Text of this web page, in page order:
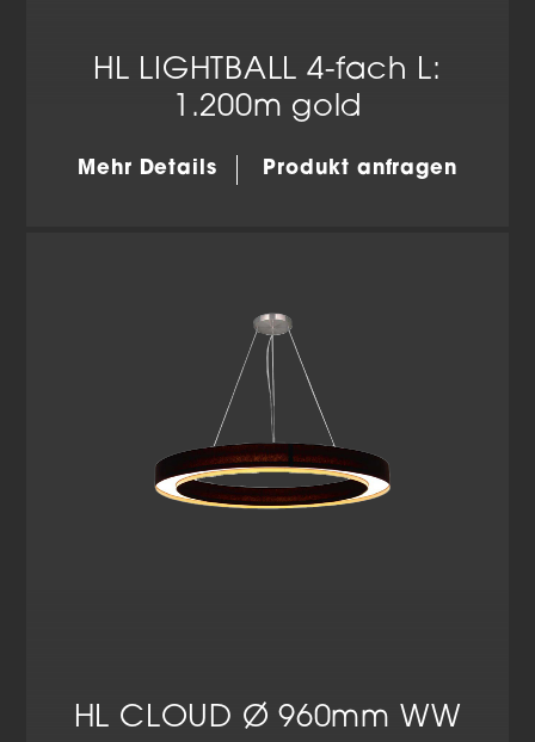
HL LIGHTBALL 4-fach L:
1.200m gold
Mehr Details Produkt anfragen
HL CLOUD Ø 960mm WW